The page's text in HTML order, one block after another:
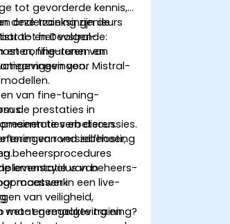
tot gevorderde kennis,
onderzoeksingenieurs
en Devstral-
fine-tunen en
deze training zijn de
tot het volgende:
en configureren van
voor Mistral-
van fine-tuning-
de prestaties in
te verbeteren.
van versiebeheer,
beheersprocedures
levenscyclus van
van veiligheid,
wet- en regelgeving en
en discussies.
rond zelfhosting
van beheers-
in een live-
maatwerk
maat gemaakte training?